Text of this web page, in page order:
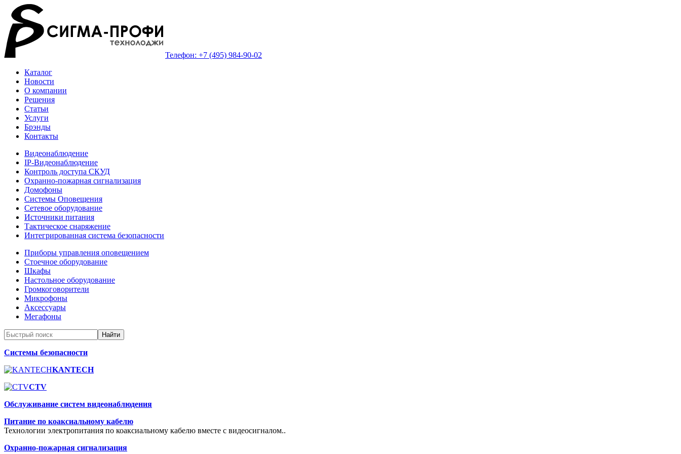
Телефон: +7 (495) 984-90-02
Каталог
Новости
О компании
Решения
Статьи
Услуги
Брэнды
Контакты
Видеонаблюдение
IP-Видеонаблюдение
Контроль доступа СКУД
Охранно-пожарная сигнализация
Домофоны
Системы Оповещения
Сетевое оборудование
Источники питания
Тактическое снаряжение
Интегрированная система безопасности
Приборы управления оповещением
Стоечное оборудование
Шкафы
Настольное оборудование
Громкоговорители
Микрофоны
Аксессуары
Мегафоны
Системы безопасности
KANTECH
CTV
Обслуживание систем видеонаблюдения
Питание по коаксиальному кабелю
Технологии электропитания по коаксиальному кабелю вместе с видеосигналом..
Охранно-пожарная сигнализация